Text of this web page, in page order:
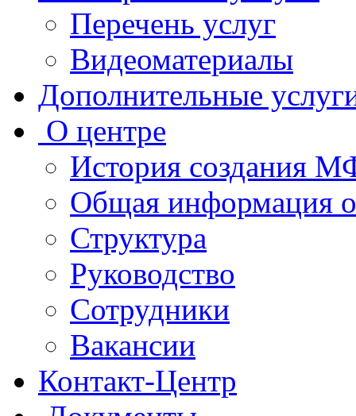
Перечень услуг
Видеоматериалы
Дополнительные
О центре
История создания
Общая
Структура
Руководство
Сотрудники
Вакансии
Контакт-Центр